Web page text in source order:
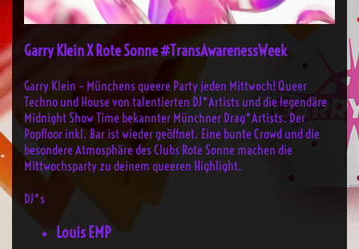
Garry Klein X Rote Sonne #TransAwarenessWeek
Garry Klein – Münchens queere Party jeden Mittwoch! Queer
Techno und House von talentierten DJ*Artists und die legendäre
Midnight Show Time bekannter Münchner Drag*Artists. Der
Popfloor inkl. Bar ist wieder geöffnet. Eine bunte Crowd und die
besondere Atmosphäre des Clubs Rote Sonne machen die
Mittwochsparty zu deinem queeren Highlight.
DJ*s
Louis EMP